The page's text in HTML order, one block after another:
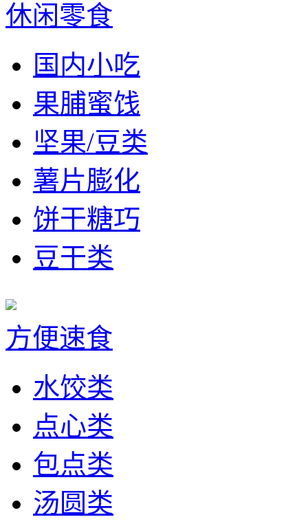
休闲零食
国内小吃
果脯蜜饯
坚果/豆类
薯片膨化
饼干糖巧
豆干类
方便速食
水饺类
点心类
包点类
汤圆类